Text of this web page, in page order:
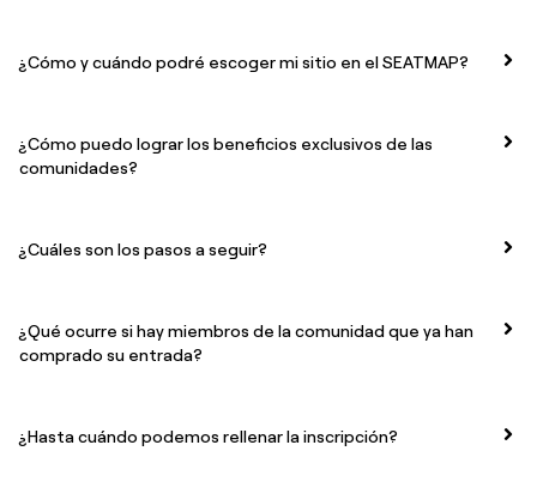
¿Cómo y cuándo podré escoger mi sitio en el SEATMAP?
¿Cómo puedo lograr los beneficios exclusivos de las
comunidades?
¿Cuáles son los pasos a seguir?
¿Qué ocurre si hay miembros de la comunidad que ya han
comprado su entrada?
¿Hasta cuándo podemos rellenar la inscripción?